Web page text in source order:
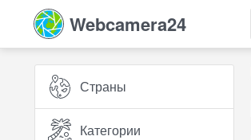
Webcamera24
Страны
Категории